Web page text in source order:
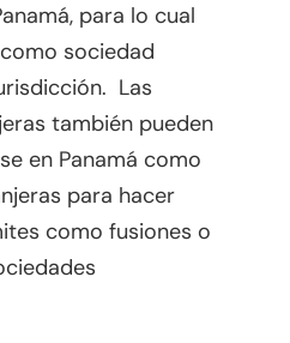
para lo cual
sociedad
Las
también pueden
en Panamá como
para hacer
como fusiones o